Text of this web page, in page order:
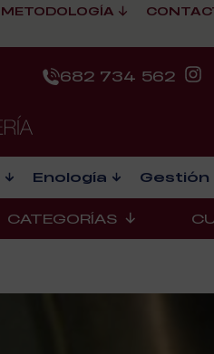
METODOLOGÍA
682 734 562
Enología Gestión
CATEGORÍAS